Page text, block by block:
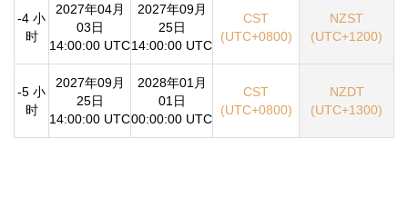
-4 小
时
2027年04月
03日
14:00:00 UTC
2027年09月
25日
14:00:00 UTC
CST
(UTC+0800)
NZST
(UTC+1200)
-5 小
时
2027年09月
25日
14:00:00 UTC
2028年01月
01日
00:00:00 UTC
CST
(UTC+0800)
NZDT
(UTC+1300)